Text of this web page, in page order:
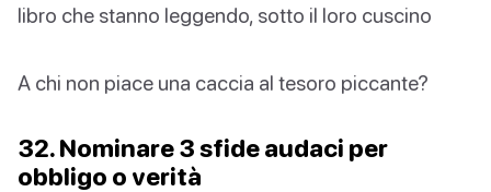
libro che stanno leggendo, sotto il loro cuscino
A chi non piace una caccia al tesoro piccante?
32. Nominare 3 sfide audaci per
obbligo o verità